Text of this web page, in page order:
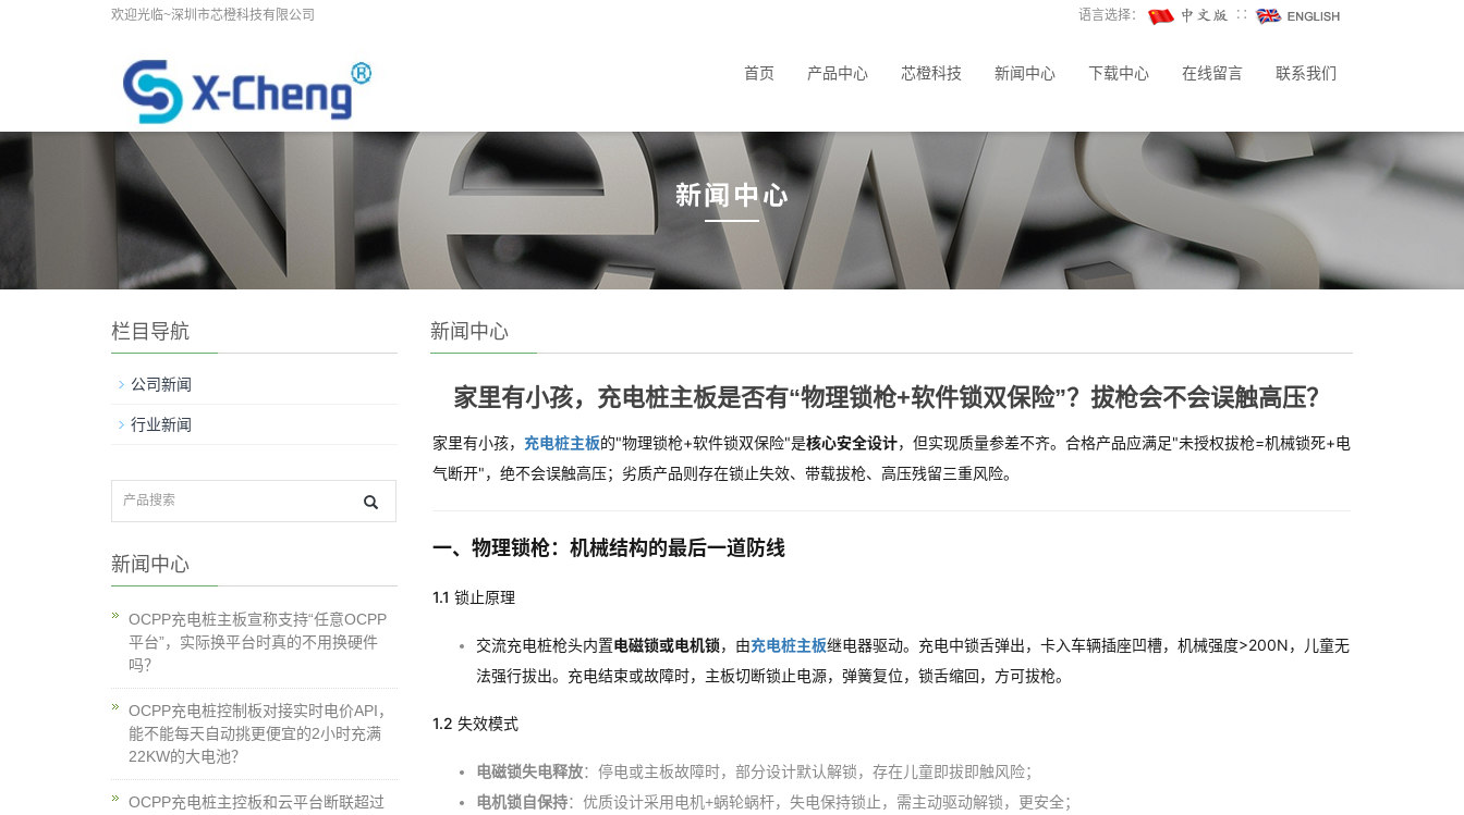
欢迎光临~深圳市芯橙科技有限公司 语言选择： ∷
首页 产品中心 芯橙科技 新闻中心 下载中心 在线留言 联系我们
新闻中心
家里有小孩，充电桩主板是否有“物理锁枪+软件锁双保险”？拔枪会不会误触高压？
家里有小孩， 充电桩主板的"物理锁枪+软件锁双保险"是核心安全设计，但实现质量参差不齐。合格产品应满足"未授权拔枪=机械锁死+电
气断开"，绝不会误触高压；劣质产品则存在锁止失效、带载拔枪、高压残留三重风险。
一、物理锁枪：机械结构的最后一道防线
1.1 锁止原理
交流充电桩枪头内置电磁锁或电机锁，由充电桩主板继电器驱动。充电中锁舌弹出，卡入车辆插座凹槽，机械强度>200N，儿童无
法强行拔出。充电结束或故障时，主板切断锁止电源，弹簧复位，锁舌缩回，方可拔枪。
1.2 失效模式
电磁锁失电释放：停电或主板故障时，部分设计默认解锁，存在儿童即拔即触风险；
电机锁自保持：优质设计采用电机+蜗轮蜗杆，失电保持锁止，需主动驱动解锁，更安全；
栏目导航
公司新闻
行业新闻
新闻中心
OCPP充电桩主板宣称支持“任意OCPP
平台”，实际换平台时真的不用换硬件
吗？
OCPP充电桩控制板对接实时电价API，
能不能每天自动挑更便宜的2小时充满
22KW的大电池？
OCPP充电桩主控板和云平台断联超过